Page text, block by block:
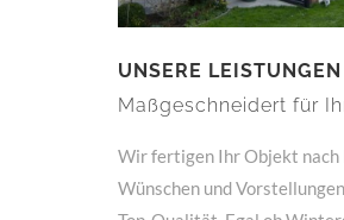
UNSERE LEISTUNGEN
Maßgeschneidert für
Wir fertigen Ihr Objekt nach
Wünschen und